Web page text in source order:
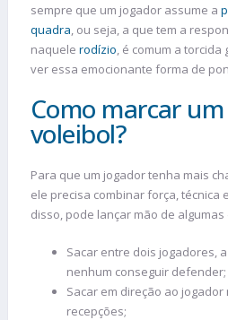
sempre que um jogador assume a
quadra, ou seja, a que tem a
naquele rodízio, é comum a torcida
ver essa emocionante forma de
Como marcar
voleibol?
Para que um jogador tenha mais
ele precisa combinar força, técnica
disso, pode lançar mão de
Sacar entre dois jogadores,
nenhum conseguir defender;
Sacar em direção ao
recepções;